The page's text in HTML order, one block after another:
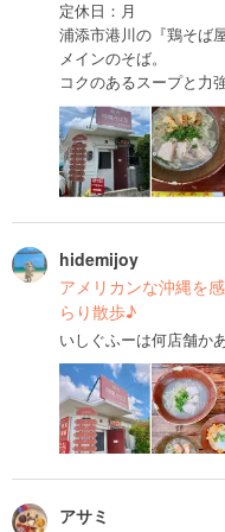
定休日：月
浦添市港川の『鶏そば
メインのそば。
コクのあるスープと力
hidemijoy
アメリカンな沖縄を
らり散歩♪
いしぐふーは何店舗か
アサミ